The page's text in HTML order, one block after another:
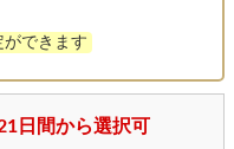
できます
日間から選択可